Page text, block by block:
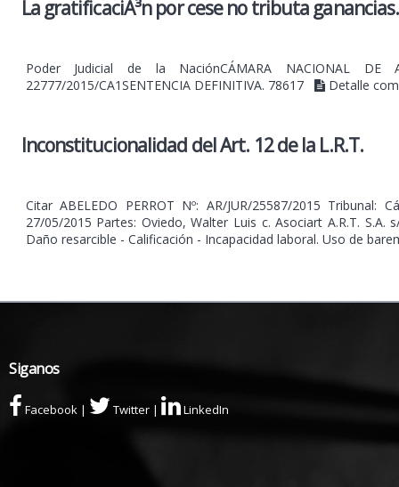
La gratificaciÃ³n por cese no tributa
Poder Judicial de la NaciónCÁMARA NACIONAL DE
22777/2015/CA1SENTENCIA DEFINITIVA. 78617
Detalle
Inconstitucionalidad del Art. 12 de la L.R.T.
Citar ABELEDO PERROT Nº: AR/JUR/25587/2015
27/05/2015 Partes: Oviedo, Walter Luis c. Asociart A.R.T.
Daño resarcible - Calificación - Incapacidad laboral. Uso de
Siganos
Facebook | Twitter | LinkedIn